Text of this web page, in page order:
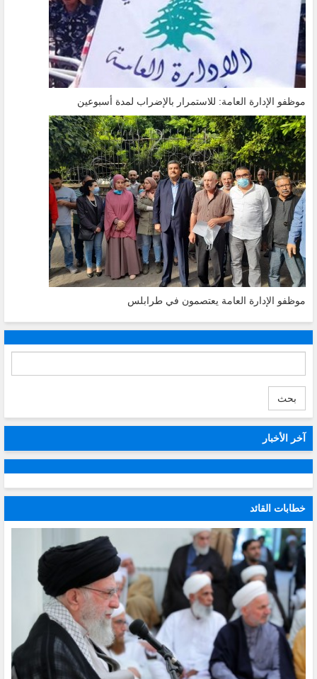
موظفو الإدارة العامة: للاستمرار بالإضراب لمدة أسبوعين
موظفو الإدارة العامة يعتصمون في طرابلس
بحث
آخر الأخبار
خطابات القائد